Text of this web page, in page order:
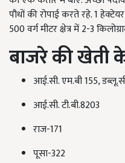
पौधों की रोपाई करते रहे. 1
500 वर्ग मीटर क्षेत्र में 2-3
बाजरे की खेती
आई.सी. एम.बी 155,
आई.सी. टी.बी.8203
राज-171
पूसा-322